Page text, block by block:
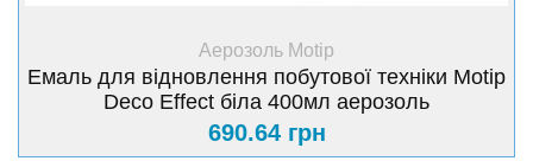
+ Купити
Аерозоль Motip
Емаль для відновлення побутової техніки Motip
Deco Effect біла 400мл аерозоль
690.64 грн